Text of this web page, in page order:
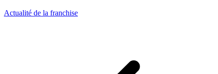
Actualité de la franchise